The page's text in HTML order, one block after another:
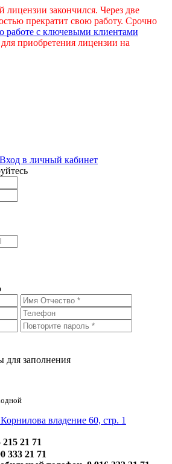
лицензии закончился. Через две
прекратит свою работу. Срочно
работе с ключевыми клиентами
для приобретения лицензии на
Вход в личный кабинет
для заполнения
владение 60, стр. 1
215 21 71
333 21 71